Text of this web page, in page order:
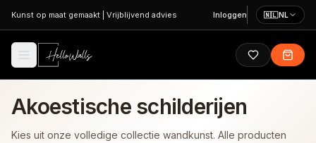
Ga naar hoofdinhoud
Kunst op maat gemaakt Vrijblijvend advies Inloggen 🇳🇱NL
Akoestische schilderijen
Kies uit onze volledige collectie wandkunst. Alle producten